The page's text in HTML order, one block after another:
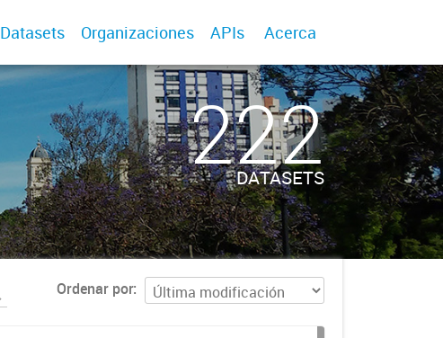
Datasets Organizaciones APIs Acerca
222
DATASETS
Ordenar por